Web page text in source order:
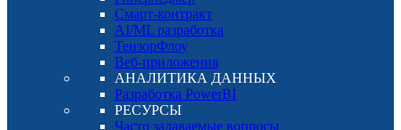
Смарт-контракт
AI/ML разработка
ТензорФлоу
Веб-приложения
АНАЛИТИКА ДАННЫХ
Разработка PowerBI
РЕСУРСЫ
Часто задаваемые вопросы